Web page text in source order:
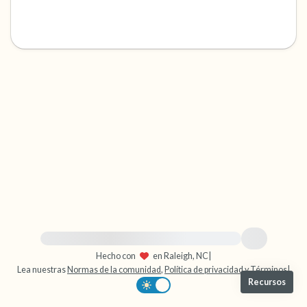
Hecho con
en Raleigh, NC
Lea nuestras Normas de la comunidad, Política de privacidadyTérminos|
Recursos
4 – cosas que puedes sentir (¿qué hay frente